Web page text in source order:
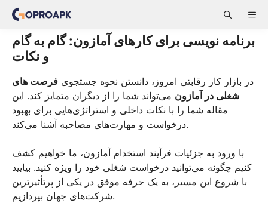
Skip
content
برنامه نویسی برای کارهای آمازون: گام به گام
و نکات
در بازار کار رقابتی امروز، دانستن نحوه جستجوی فرصت های
شغلی در آمازون می‌تواند شما را از دیگران متمایز کند. این
مقاله شما را با نکات داخلی و استراتژی‌هایی برای بهبود
درخواست و مهارت‌های مصاحبه آشنا می‌کند.
با ورود به جزئیات فرآیند استخدام آمازون، ما خواهیم کشف
کنیم چگونه می‌توانید درخواست شغلی خود را ویژه کنید. بیایید
با شروع این مسیر، به یک حرفه موفق در یکی از پرتأثیرترین
شرکت‌های جهان بپردازیم.